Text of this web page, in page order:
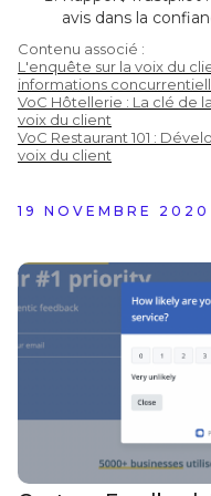
avis dans la
Learning Hub : 51
clients qui vous
utilisation
Chatmeter :
répondre aux avis
référencement
ligne
Contenu associé :
L'enquête sur la voix du
informations
VoC Hôtellerie : La clé de
voix du client
VoC Restaurant 101 :
voix du client
19 NOVEMBRE 2020